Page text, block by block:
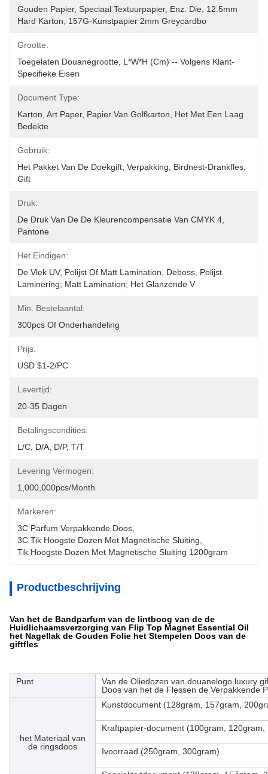
Gouden Papier, Speciaal Textuurpapier, Enz. Die, 12.5mm
Hard Karton, 157G-Kunstpapier 2mm Greycardbo
Grootte:
Toegelaten Douanegrootte, L*W*H (cm) -- Volgens Klant-
Specifieke Eisen
Document Type:
Karton, Art Paper, Papier Van Golfkarton, Het Met Een Laag
Bedekte
Gebruik:
Het Pakket Van De Doekgift, Verpakking, Birdnest-Drankfles,
Gift
Druk:
De Druk Van De De Kleurencompensatie Van CMYK 4,
Pantone
Het Eindigen:
De Vlek UV, Polijst Of Matt Lamination, Deboss, Polijst
Laminering; Matt Lamination; Het Glanzende V
Min. Bestelaantal:
300pcs Of Onderhandeling
Prijs:
USD $1-2/PC
Levertijd:
20-35 Dagen
Betalingscondities:
L/C, D/A, D/P, T/T
Levering Vermogen:
1,000,000pcs/month
Markeren:
3C Parfum Verpakkende Doos
3C Tik Hoogste Dozen Met Magnetische Sluiting
Tik Hoogste Dozen Met Magnetische Sluiting 1200gram
Productbeschrijving
Van het de Bandparfum van de lintboog van de de
Huidlichaamsverzorging van Flip Top Magnet Essential Oil
het Nagellak de Gouden Folie het Stempelen Doos van de
giftfles
Punt
Van de Oliedozen van douanelogo luxury
Doos van het de Flessen de Verpakkende
het Materiaal van
de ringsdoos
Kunstdocument (128gram, 157gram,
Kraftpapier-document (100gram,
Ivoorraad (250gram, 300gram)